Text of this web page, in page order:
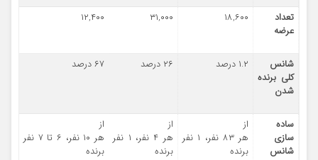
تعداد
عرضه
۱۸,۶۰۰ ۳۱,۰۰۰ ۱۲,۴۰۰
شانس
کلی برنده
شدن
۱.۲ درصد ۲۶ درصد ۶۷ درصد
ساده
سازی
شانس
از
هر۸۳ نفر، ۱ نفر
برنده
از
هر ۴ نفر، ۱ نفر
برنده
از
هر ۱۰ نفر، ۶تا۷ نفر
برنده